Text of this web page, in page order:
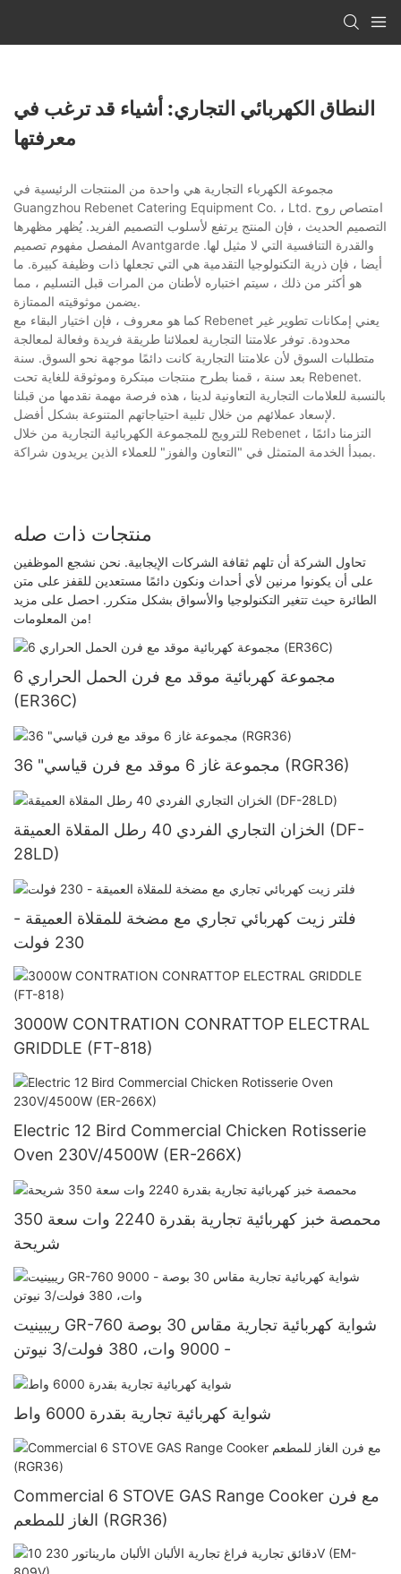
النطاق الكهربائي التجاري: أشياء قد ترغب في
معرفتها
مجموعة الكهرباء التجارية هي واحدة من المنتجات الرئيسية في
Guangzhou Rebenet Catering Equipment Co. ، Ltd. امتصاص روح
التصميم الحديث ، فإن المنتج يرتفع لأسلوب التصميم الفريد. يُظهر مظهرها
المفصل مفهوم تصميم Avantgarde والقدرة التنافسية التي لا مثيل لها.
أيضا ، فإن ذرية التكنولوجيا التقدمية هي التي تجعلها ذات وظيفة كبيرة. ما
هو أكثر من ذلك ، سيتم اختباره لأطنان من المرات قبل التسليم ، مما
يضمن موثوقيته الممتازة.
كما هو معروف ، فإن اختيار البقاء مع Rebenet يعني إمكانات تطوير غير
محدودة. توفر علامتنا التجارية لعملائنا طريقة فريدة وفعالة لمعالجة
متطلبات السوق لأن علامتنا التجارية كانت دائمًا موجهة نحو السوق. سنة
بعد سنة ، قمنا بطرح منتجات مبتكرة وموثوقة للغاية تحت Rebenet.
بالنسبة للعلامات التجارية التعاونية لدينا ، هذه فرصة مهمة نقدمها من قبلنا
لإسعاد عملائهم من خلال تلبية احتياجاتهم المتنوعة بشكل أفضل.
للترويج للمجموعة الكهربائية التجارية من خلال Rebenet ، التزمنا دائمًا
بمبدأ الخدمة المتمثل في "التعاون والفوز" للعملاء الذين يريدون شراكة.
منتجات ذات صله
تحاول الشركة أن تلهم ثقافة الشركات الإيجابية. نحن نشجع الموظفين
على أن يكونوا مرنين لأي أحداث ونكون دائمًا مستعدين للقفز على متن
الطائرة حيث تتغير التكنولوجيا والأسواق بشكل متكرر. احصل على مزيد
من المعلومات!
6 مجموعة كهربائية موقد مع فرن الحمل الحراري
(ER36C)
36 "مجموعة غاز 6 موقد مع فرن قياسي (RGR36)
الخزان التجاري الفردي 40 رطل المقلاة العميقة (DF-
28LD)
فلتر زيت كهربائي تجاري مع مضخة للمقلاة العميقة -
230 فولت
3000W CONTRATION CONRATTOP ELECTRAL
GRIDDLE (FT-818)
Electric 12 Bird Commercial Chicken Rotisserie
Oven 230V/4500W (ER-266X)
محمصة خبز كهربائية تجارية بقدرة 2240 وات سعة 350
شريحة
ريبينيت GR-760 شواية كهربائية تجارية مقاس 30 بوصة
- 9000 وات، 380 فولت/3 نيوتن
شواية كهربائية تجارية بقدرة 6000 واط
Commercial 6 STOVE GAS Range Cooker مع فرن
الغاز للمطعم (RGR36)